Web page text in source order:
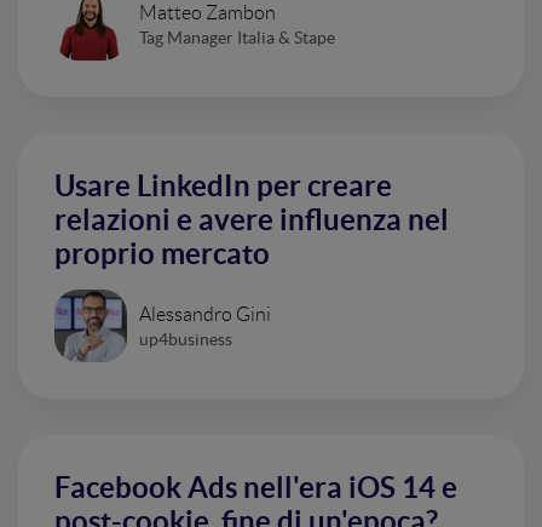
Matteo Zambon
Tag Manager Italia & Stape
Usare LinkedIn per creare
relazioni e avere influenza nel
proprio mercato
Alessandro Gini
up4business
Facebook Ads nell'era iOS 14 e